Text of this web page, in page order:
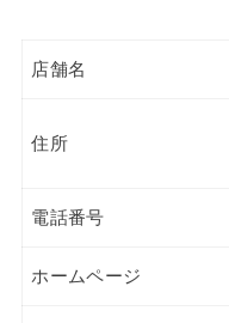
店舗名
住所
電話番号
ホームページ